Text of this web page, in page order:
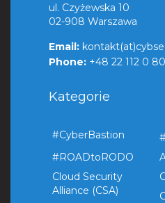
ul. Czyżewska 10
02-908 Warszawa
Email:
Phone: +48 22 112 0
Kategorie
#CyberBastion
#ROADtoRODO
Cloud Security
Alliance (CSA)